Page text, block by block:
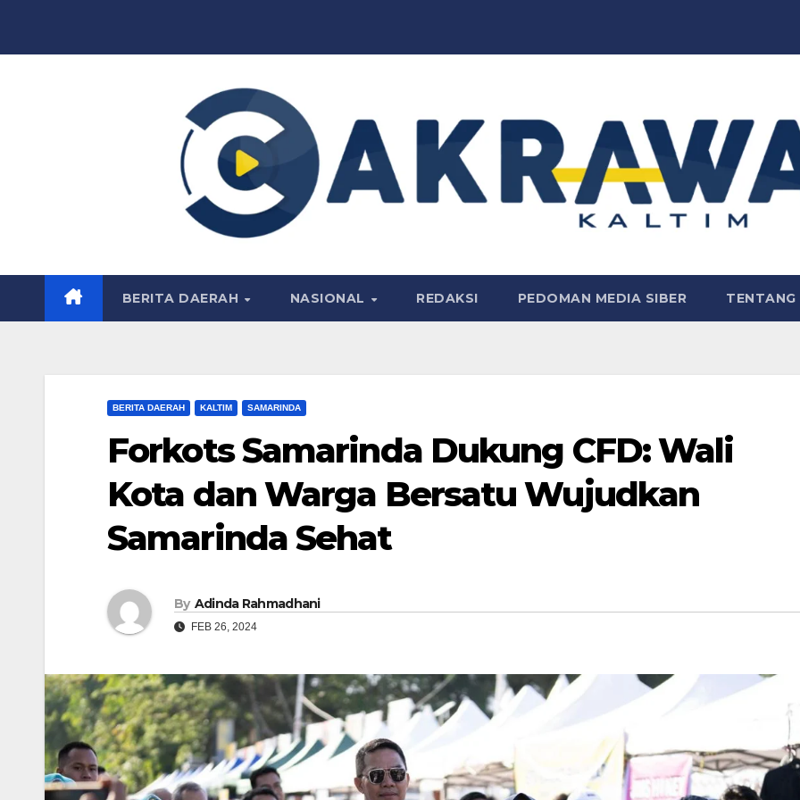
BERITA DAERAH NASIONAL REDAKSI PEDOMAN MEDIA SIBER TENTANG
BERITA DAERAH KALTIM SAMARINDA
Forkots Samarinda Dukung CFD: Wali
Kota dan Warga Bersatu Wujudkan
Samarinda Sehat
By Adinda Rahmadhani
FEB 26, 2024